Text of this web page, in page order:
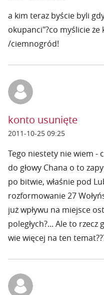
a kim teraz byście byli
okupanci"?co myślicie że
/ciemnogród!
konto usunięte
2011-10-25 09:25
Tego niestety nie wiem -
do głowy Chana o to
po bitwie, właśnie pod
rozformowanie 27
już wpływu na miejsce
poległych?... Ale to
wie więcej na ten